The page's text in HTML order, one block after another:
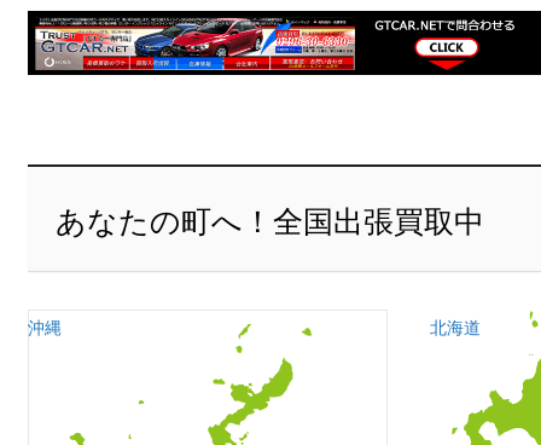
あなたの町へ！全国出張買取中
北海道
沖縄